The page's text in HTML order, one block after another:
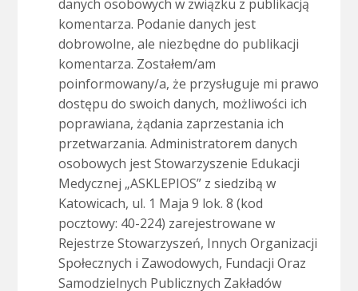
danych osobowych w związku z publikacją
komentarza. Podanie danych jest
dobrowolne, ale niezbędne do publikacji
komentarza. Zostałem/am
poinformowany/a, że przysługuje mi prawo
dostępu do swoich danych, możliwości ich
poprawiana, żądania zaprzestania ich
przetwarzania. Administratorem danych
osobowych jest Stowarzyszenie Edukacji
Medycznej „ASKLEPIOS” z siedzibą w
Katowicach, ul. 1 Maja 9 lok. 8 (kod
pocztowy: 40-224) zarejestrowane w
Rejestrze Stowarzyszeń, Innych Organizacji
Społecznych i Zawodowych, Fundacji Oraz
Samodzielnych Publicznych Zakładów